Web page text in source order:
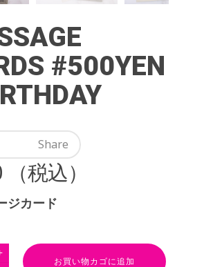
#500YEN
Share
（税込）
ジカード
お買い物カゴに追加